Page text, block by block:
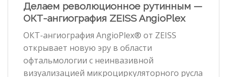
Делаем революционное рутинным —
ОКТ-ангиография ZEISS AngioPlex
ОКТ-ангиография AngioPlex® от ZEISS
открывает новую эру в области
офтальмологии с неинвазивной
визуализацией микроциркуляторного русла